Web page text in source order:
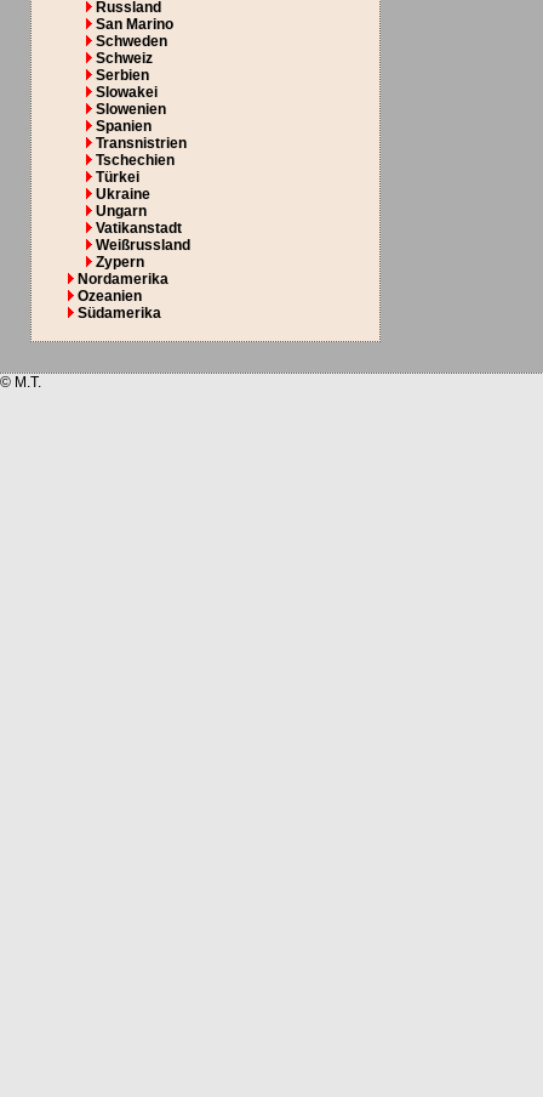
Russland
San Marino
Schweden
Schweiz
Serbien
Slowakei
Slowenien
Spanien
Transnistrien
Tschechien
Türkei
Ukraine
Ungarn
Vatikanstadt
Weißrussland
Zypern
Nordamerika
Ozeanien
Südamerika
© M.T.